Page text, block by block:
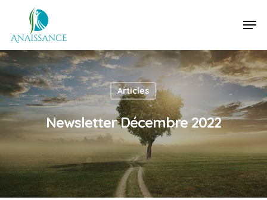
Hit enter to search or ESC to close
Articles
Newsletter Décembre 2022